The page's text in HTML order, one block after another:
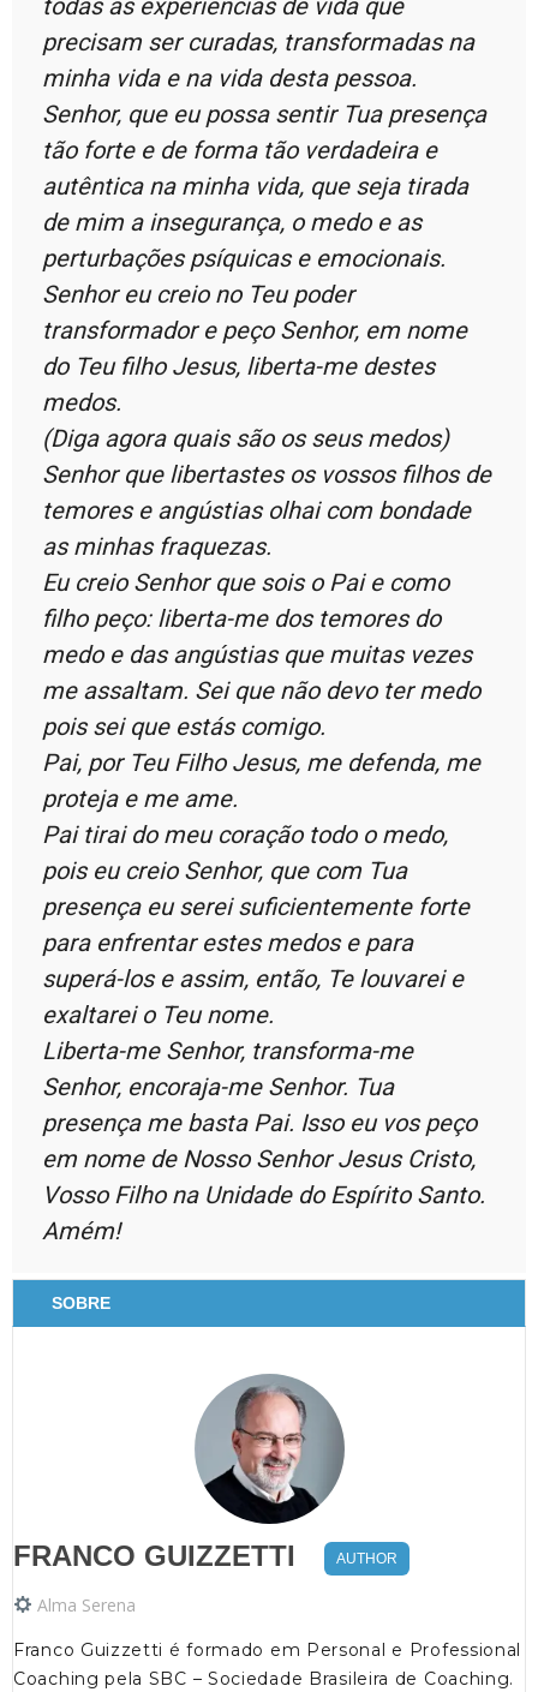
todas as experiências de vida que
precisam ser curadas, transformadas na
minha vida e na vida desta pessoa.
Senhor, que eu possa sentir Tua presença
tão forte e de forma tão verdadeira e
autêntica na minha vida, que seja tirada
de mim a insegurança, o medo e as
perturbações psíquicas e emocionais.
Senhor eu creio no Teu poder
transformador e peço Senhor, em nome
do Teu filho Jesus, liberta-me destes
medos.
(Diga agora quais são os seus medos)
Senhor que libertastes os vossos filhos de
temores e angústias olhai com bondade
as minhas fraquezas.
Eu creio Senhor que sois o Pai e como
filho peço: liberta-me dos temores do
medo e das angústias que muitas vezes
me assaltam. Sei que não devo ter medo
pois sei que estás comigo.
Pai, por Teu Filho Jesus, me defenda, me
proteja e me ame.
Pai tirai do meu coração todo o medo,
pois eu creio Senhor, que com Tua
presença eu serei suficientemente forte
para enfrentar estes medos e para
superá-los e assim, então, Te louvarei e
exaltarei o Teu nome.
Liberta-me Senhor, transforma-me
Senhor, encoraja-me Senhor. Tua
presença me basta Pai. Isso eu vos peço
em nome de Nosso Senhor Jesus Cristo,
Vosso Filho na Unidade do Espírito Santo.
Amém!
SOBRE
FRANCO GUIZZETTI AUTHOR
Alma Serena
Franco Guizzetti é formado em Personal e Professional
Coaching pela SBC – Sociedade Brasileira de Coaching.